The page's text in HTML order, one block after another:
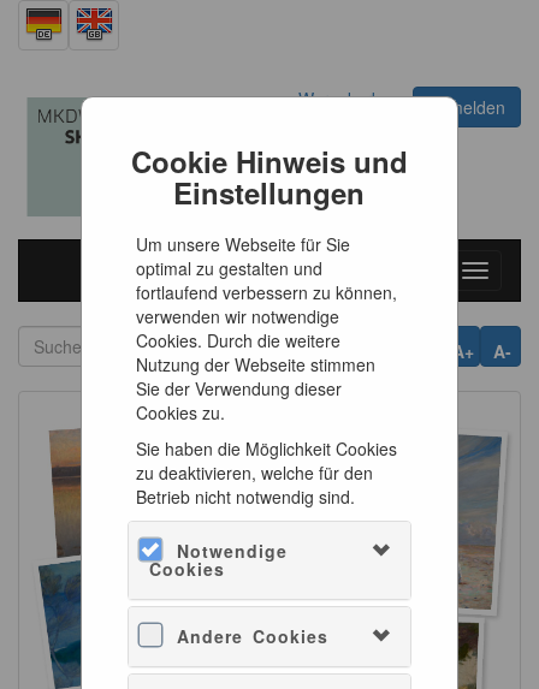
Cookie Hinweis und
Einstellungen
Um unsere Webseite für Sie
optimal zu gestalten und
fortlaufend verbessern zu können,
verwenden wir notwendige
Cookies. Durch die weitere
Nutzung der Webseite stimmen
Sie der Verwendung dieser
Cookies zu.
Sie haben die Möglichkeit Cookies
zu deaktivieren, welche für den
Betrieb nicht notwendig sind.
Notwendige
Cookies
Andere Cookies
Warenkorb
Anmelden
Toggle
A-
A+